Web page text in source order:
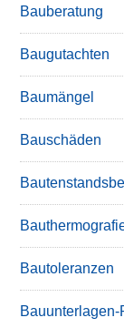
Bauberatung
Baugutachten
Baumängel
Bauschäden
Bautoleranzen
Bauunterlagen-